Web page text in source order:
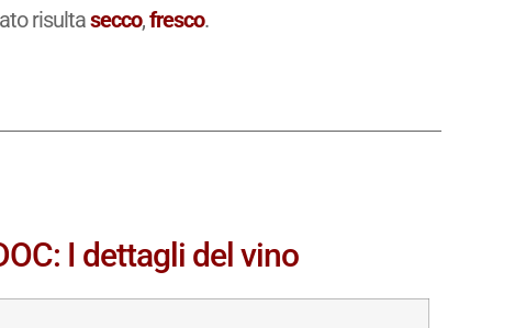
risultasecco,fresco.
I dettagli del vino